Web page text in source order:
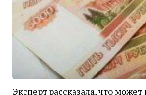
Эксперт рассказала, что может